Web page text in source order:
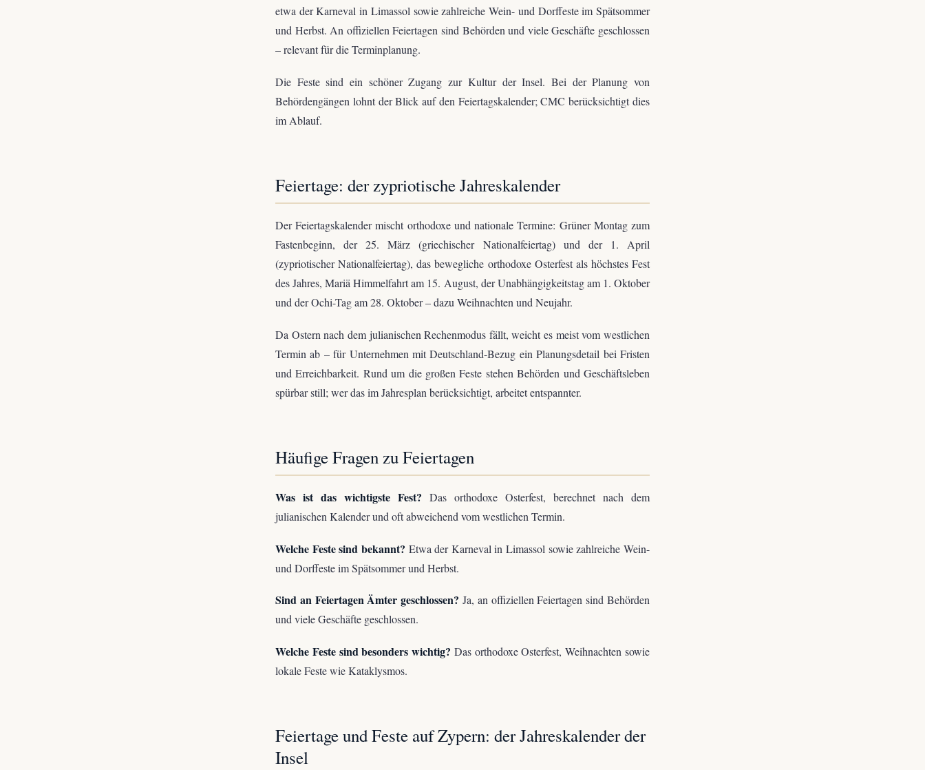
etwa der Karneval in Limassol sowie zahlreiche Wein- und Dorffeste im Spätsommer
und Herbst. An offiziellen Feiertagen sind Behörden und viele Geschäfte geschlossen
– relevant für die Terminplanung.
Die Feste sind ein schöner Zugang zur Kultur der Insel. Bei der Planung von
Behördengängen lohnt der Blick auf den Feiertagskalender; CMC berücksichtigt dies
im Ablauf.
Feiertage: der zypriotische Jahreskalender
Der Feiertagskalender mischt orthodoxe und nationale Termine: Grüner Montag zum
Fastenbeginn, der 25. März (griechischer Nationalfeiertag) und der 1. April
(zypriotischer Nationalfeiertag), das bewegliche orthodoxe Osterfest als höchstes Fest
des Jahres, Mariä Himmelfahrt am 15. August, der Unabhängigkeitstag am 1. Oktober
und der Ochi-Tag am 28. Oktober – dazu Weihnachten und Neujahr.
Da Ostern nach dem julianischen Rechenmodus fällt, weicht es meist vom westlichen
Termin ab – für Unternehmen mit Deutschland-Bezug ein Planungsdetail bei Fristen
und Erreichbarkeit. Rund um die großen Feste stehen Behörden und Geschäftsleben
spürbar still; wer das im Jahresplan berücksichtigt, arbeitet entspannter.
Häufige Fragen zu Feiertagen
Was ist das wichtigste Fest? Das orthodoxe Osterfest, berechnet nach dem
julianischen Kalender und oft abweichend vom westlichen Termin.
Welche Feste sind bekannt? Etwa der Karneval in Limassol sowie zahlreiche Wein-
und Dorffeste im Spätsommer und Herbst.
Sind an Feiertagen Ämter geschlossen? Ja, an offiziellen Feiertagen sind Behörden
und viele Geschäfte geschlossen.
Welche Feste sind besonders wichtig? Das orthodoxe Osterfest, Weihnachten sowie
lokale Feste wie Kataklysmos.
Feiertage und Feste auf Zypern: der Jahreskalender der
Insel